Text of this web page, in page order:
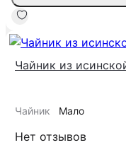
Чайник из
Чайник Мало
Нет отзывов